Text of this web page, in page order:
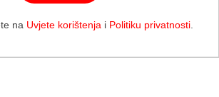
na Uvjete korištenja i Politiku privatnosti.